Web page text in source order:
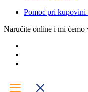
Pomoć pri kupovini
Naručite online i mi ćemo